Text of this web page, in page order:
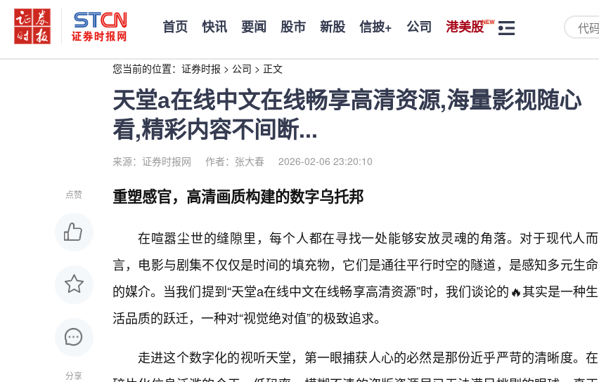
首页 快讯 要闻 股市 新股 信披+ 公司 港美股
您当前的位置： 证券时报 > 公司 > 正文
天堂а在线中文在线畅享高清资源,海量影视随心
看,精彩内容不间断...
来源：证券时报网 作者：张大春 2026-02-06 23:20:10
点赞
分享
重塑感官，高清画质构建的数字乌托邦
在喧嚣尘世的缝隙里，每个人都在寻找一处能够安放灵魂的角落。对于现代人而
言，电影与剧集不仅仅是时间的填充物，它们是通往平行时空的隧道，是感知多元生命
的媒介。当我们提到“天堂а在线中文在线畅享高清资源”时，我们谈论的🔥其实是一种生
活品质的跃迁，一种对“视觉绝对值”的极致追求。
走进这个数字化的视听天堂，第一眼捕获人心的必然是那份近乎严苛的清晰度。在